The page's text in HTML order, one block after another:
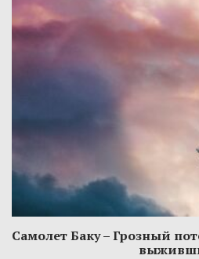
Самолет Баку – Грозный